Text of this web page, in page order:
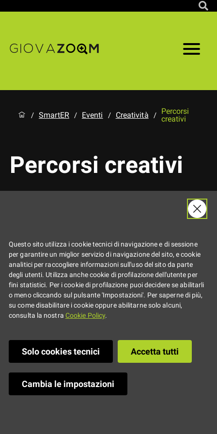
/ SmartER / Eventi / Creatività /
Percorsi
creativi
Percorsi creativi
Questo sito utilizza i cookie tecnici di navigazione e di sessione
per garantire un miglior servizio di navigazione del sito, e cookie
analitici per raccogliere informazioni sull'uso del sito da parte
degli utenti. Utilizza anche cookie di profilazione dell'utente per
fini statistici. Per i cookie di profilazione puoi decidere se abilitarli
o meno cliccando sul pulsante 'Impostazioni'. Per saperne di più,
su come disabilitare i cookie oppure abilitarne solo alcuni,
consulta la nostra Cookie Policy.
Solo cookies tecnici Accetta tutti
Cambia le impostazioni